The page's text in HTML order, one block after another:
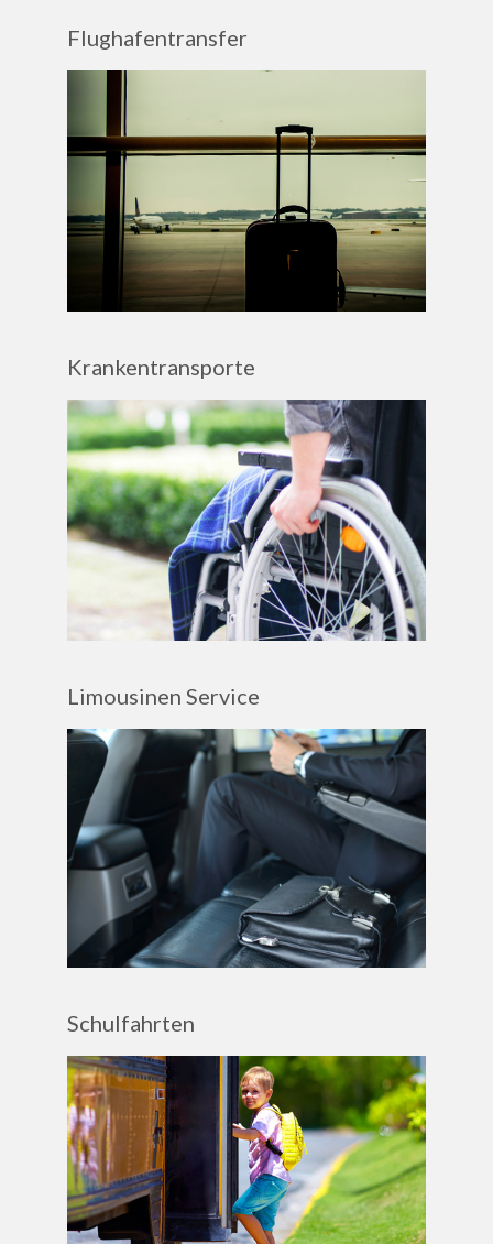
Flughafentransfer
Krankentransporte
Limousinen Service
Schulfahrten